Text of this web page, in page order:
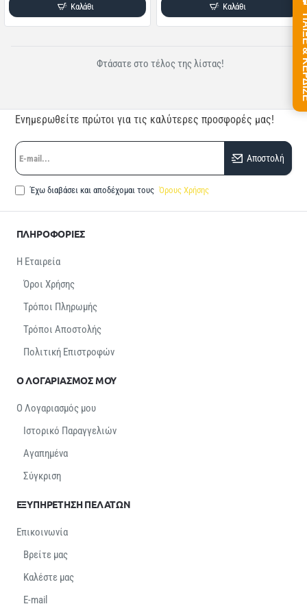
Καλάθι Καλάθι
Φτάσατε στο τέλος της λίστας!
Ενημερωθείτε πρώτοι για τις καλύτερες προσφορές μας!
E-
mail...
Αποστολή
Έχω διαβάσει και αποδέχομαι τους Όρους Χρήσης
ΠΛΗΡΟΦΟΡΙΕΣ
Η Εταιρεία
Όροι Χρήσης
Τρόποι Πληρωμής
Τρόποι Αποστολής
Πολιτική Επιστροφών
Ο ΛΟΓΑΡΙΑΣΜΟΣ ΜΟΥ
Ο Λογαριασμός μου
Ιστορικό Παραγγελιών
Αγαπημένα
Σύγκριση
ΕΞΥΠΗΡΕΤΗΣΗ ΠΕΛΑΤΩΝ
Επικοινωνία
Βρείτε μας
Καλέστε μας
E-mail